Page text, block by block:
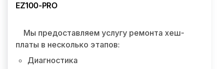
EZ100-PRO
Мы предоставляем услугу ремонта хеш-
платы в несколько этапов:
Диагностика